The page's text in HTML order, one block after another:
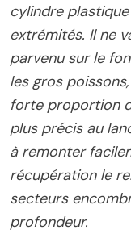
cylindre
extrémités. Il ne
parvenu sur le
les gros
forte proportion
plus précis au
à remonter
récupération le
secteurs
profondeur.